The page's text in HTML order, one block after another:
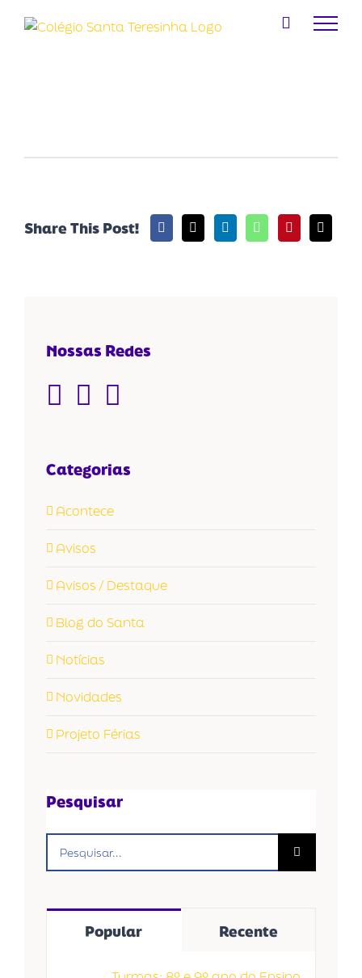
para
Share This Post!
Nossas Redes
Categorias
Acontece
Avisos
Avisos / Destaque
Blog do Santa
Notícias
Novidades
Projeto Férias
Pesquisar
resultados
Popular Recente